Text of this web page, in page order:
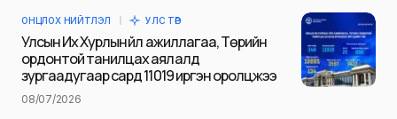
Таны имэйл хаягийг нийтлэхгүй.
тэмдэглэсэн
Name
ОНЦЛОХ НИЙТЛЭЛ УЛС ТӨР
Улсын Их Хурлын үйл ажиллагаа, Төрийн
ордонтой танилцах аялалд
зургаадугаар сард 11019 иргэн оролцжээ
08/07/2026